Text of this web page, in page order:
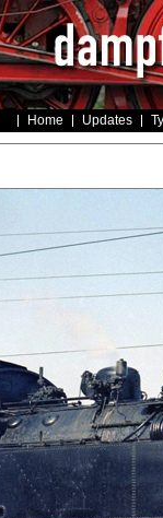
Home Updates